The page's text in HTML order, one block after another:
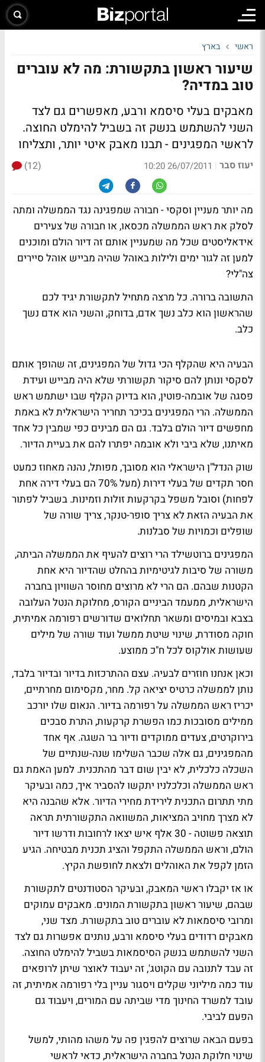
ראשי בארץ
שיעור ראשון בתקשורת: מה לא עוברים
טוב במדיה?
מאבקים בעלי סיסמא ורבע, מאפשרים גם לצד
השני להשתמש בנשק זה בשביל להימלט החוצה.
לראשי המפגינים - תבנו מאבק איטי יותר, ותצליחו
יעוז סבר |
26/07/2011 10:20
(12)
מה יותר מעניין וסקסי - חבורה שמפגינה נגד הממשלה ומתה
לסלק את ראש הממשלה מכסאו, או חבורה של צעירים
אידאליסטים שכל מה שמעניין אותם זה דיור הולם ומוכנים
למען זה לגור ימים ולילות באוהל שהיה מבייש אוהל סיירים
צה"לי?
התשובה ברורה. כל מרצה מתחיל לתקשורת יגיד לכם
שהראשון הוא כלב נשך אדם, בדוחק, והשני הוא אדם נשך
כלב.
הבעיה היא שהקלף הכי גדול של המפגינים, זה שהופך אותם
לסקסי ונותן להם סיקור תקשורתי שלא היה מבייש ועידת
פסגה של אובמה-פוטין, הוא בדיוק הקלף שבו ישתמש ראש
הממשלה. הרי המפגינים בכיכר תחריר הישראלית לא באמת
מחפשים דיור הולם בלבד. גם הם מבינים כפי שמבין כל אחד
מאיתנו, שלא ביבי ולא אובמה יפתרו להם את בעיית הדיור.
שוק הנדל"ן הישראלי הוא מסובך, מפותל, נהנה מאחוז כמעט
חסר תקדים של בעלי דירות (מעל 70% הם בעלי דירה אחת
לפחות) וסובל משפל בקרקעות זולות וזמינות. בשביל לפתור
את הבעיה הזאת לא צריך סופר-טנקר, צריך שורה של
שופלים וכמויות של סבלנות.
המפגינים ברוטשילד הרי רוצים להעיף את הממשלה הביתה,
משורה של סיבות לגיטימיות בהחלט שהדיור היא אחת
הקטנות שבהם. הם הרי לא מרוצים מחוסר השוויון בחברה
הישראלית, ממעמד הביניים הקורס, מחלוקת הנטל העלובה
בצבא ובמיסים ומשאר תחלואים שדורשים רפורמה אמיתית,
חוקה מסודרת, שינוי שיטת ממשל ועוד שורה של מילים
שעושות אולקוס לכל ח"כ ממוצע.
וכאן אנחנו חוזרים לבעיה. עצם ההתרכזות בדיור ובדיור בלבד,
נותן לממשלה כרטיס יציאה קל. מחר, מקסימום מחרתיים,
יכריז ראש הממשלה על רפורמה בדיור. הנאום שלו יורכב
ממילים מסובכות כמו הפשרת קרקעות, התרת סבכים
בירוקרטים, צעדים ממוקדים ודיור בר השגה. אף אחד
מהמפגינים, גם אלה שכבר השלימו שנה-שנתיים של
השכלה כלכלית, לא יבין שום דבר מהתכנית. למען האמת גם
ראש הממשלה וכלכלניו יתקשו להסביר איך, כמה ובעיקר
מתי תתרום התכנית לירידת מחירי הדיור. אלא שהבנה היא
לא מצרך מחויב המציאות, המשוואה התקשורתית תראה
תוצאה פשוטה - 30 אלף איש יצאו לרחובות ודרשו דיור
הולם, וראש הממשלה התקפל והציג תכנית מבטיחה. הגיע
הזמן לקפל את האוהלים ולצאת לחופשת הקיץ.
או אז יקבלו ראשי המאבק, ובעיקר הסטודנטים לתקשורת
שבהם, שיעור ראשון בתקשורת המונים. מאבקים עמוקים
ומרובי סיסמאות לא עוברים טוב בתקשורת. מצד שני,
מאבקים רדודים בעלי סיסמא ורבע, נותנים אפשרות גם לצד
השני להשתמש בנשק הסיסמאות בשביל להימלט החוצה.
זה עבד לתנובה עם הקוטג', זה יעבוד לאוצר שיתן לרופאים
עוד כמה מיליוני שקלים ויסגור עניין בלי רפורמה אמיתית, זה
עובד למשרד החינוך מדי שביתה עם המורים, ויעבוד גם
הפעם לביבי.
בפעם הבאה שרוצים להפגין פה על משהו מהותי, למשל
שינוי חלוקת הנטל בחברה הישראלית, כדאי לראשי